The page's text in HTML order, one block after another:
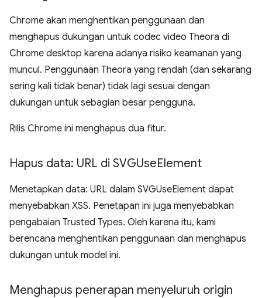
Chrome akan menghentikan penggunaan dan
menghapus dukungan untuk codec video Theora di
Chrome desktop karena adanya risiko keamanan yang
muncul. Penggunaan Theora yang rendah (dan sekarang
sering kali tidak benar) tidak lagi sesuai dengan
dukungan untuk sebagian besar pengguna.
Rilis Chrome ini menghapus dua fitur.
Hapus data: URL di SVGUseElement
Menetapkan data: URL dalam SVGUseElement dapat
menyebabkan XSS. Penetapan ini juga menyebabkan
pengabaian Trusted Types. Oleh karena itu, kami
berencana menghentikan penggunaan dan menghapus
dukungan untuk model ini.
Menghapus penerapan menyeluruh origin